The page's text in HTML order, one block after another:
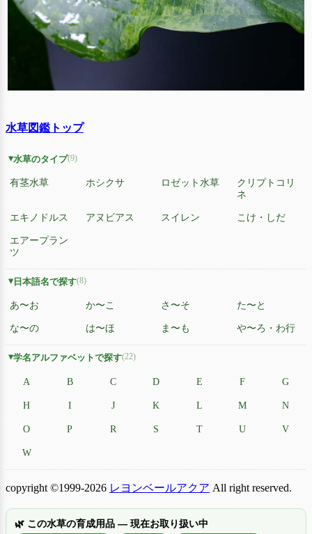
水草図鑑トップ
水草のタイプ(9)
有茎水草 ホシクサ ロゼット水草
クリプトコリ
ネ
エキノドルス アヌビアス スイレン こけ・しだ
エアープラン
ツ
日本語名で探す(8)
あ〜お か〜こ さ〜そ た〜と
な〜の は〜ほ ま〜も や〜ろ・わ行
学名アルファベットで探す(22)
A B C D E F G
H I J K L M N
O P R S T U V
W
copyright ©1999-2026 レヨンベールアクア All right reserved.
🌿 この水草の育成用品 — 現在お取り扱い中